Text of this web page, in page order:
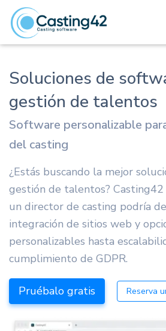
Soluciones de
gestión de talentos
Software personalizable
del casting
¿Estás buscando la mejor
gestión de talentos?
un director de casting podría
integración de sitios web y
personalizables hasta
cumplimiento de GDPR.
Pruébalo gratis Reserva